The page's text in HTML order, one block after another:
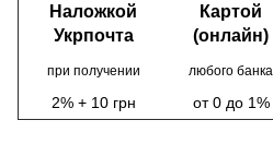
Наложкой
Укрпочта
Картой
(онлайн)
при получении любого банка
2% + 10 грн от 0 до 1%